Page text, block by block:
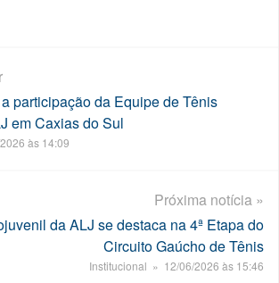
participação da Equipe de Tênis
em Caxias do Sul
às 14:09
Próxima notícia »
da ALJ se destaca na 4ª Etapa do
Circuito Gaúcho de Tênis
Institucional » 12/06/2026 às 15:46